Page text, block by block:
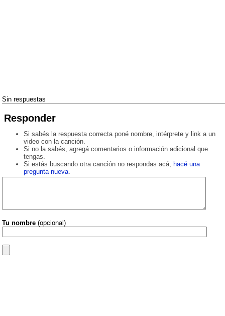
Sin respuestas
Responder
Si sabés la respuesta correcta poné nombre, intérprete y link a un
video con la canción.
Si no la sabés, agregá comentarios o información adicional que
tengas.
Si estás buscando otra canción no respondas acá, hacé una
pregunta nueva.
Tu nombre (opcional)